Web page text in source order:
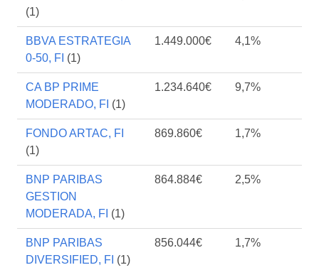
(1)
BBVA ESTRATEGIA
0-50, FI (1)
1.449.000€ 4,1%
CA BP PRIME
MODERADO, FI (1)
1.234.640€ 9,7%
FONDO ARTAC, FI
(1)
869.860€ 1,7%
BNP PARIBAS
GESTION
MODERADA, FI (1)
864.884€ 2,5%
BNP PARIBAS
DIVERSIFIED, FI (1)
856.044€ 1,7%